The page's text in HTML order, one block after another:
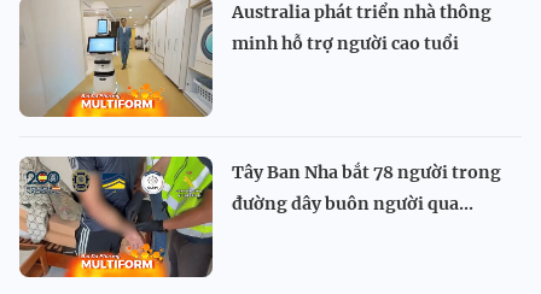
Australia phát triển nhà thông
minh hỗ trợ người cao tuổi
Tây Ban Nha bắt 78 người trong
đường dây buôn người qua...